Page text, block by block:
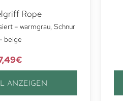
Rope
– warmgrau, Schnur
beige
€
ANZEIGEN